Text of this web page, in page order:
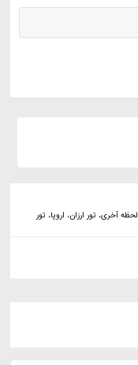
آخری، تور ارزان، اروپا، تور